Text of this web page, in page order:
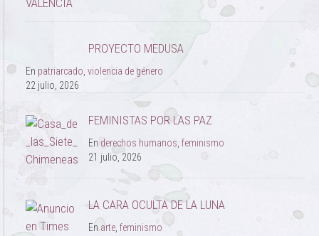
PROYECTO MEDUSA
En patriarcado, violencia de género
22 julio, 2026
FEMINISTAS POR LAS PAZ
En derechos humanos feminismo
21 julio, 2026
LA CARA OCULTA DE LA LUNA
En arte, feminismo